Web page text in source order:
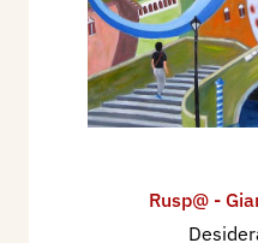
Rusp@ -